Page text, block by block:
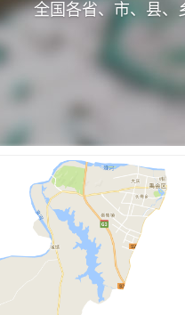
全国各省、市、县、